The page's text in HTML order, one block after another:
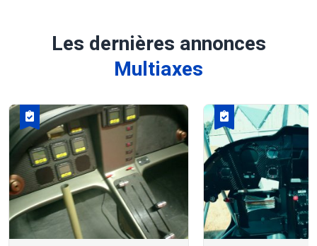
Les dernières annonces
Multiaxes